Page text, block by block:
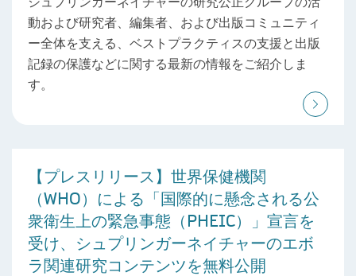
動および研究者、編集者、および出版コミュニティ
ー全体を支える、ベストプラクティスの支援と出版
記録の保護などに関する最新の情報をご紹介しま
す。
【プレスリリース】世界保健機関
（WHO）による「国際的に懸念される公
衆衛生上の緊急事態（PHEIC）」宣言を
受け、シュプリンガーネイチャーのエボ
ラ関連研究コンテンツを無料公開